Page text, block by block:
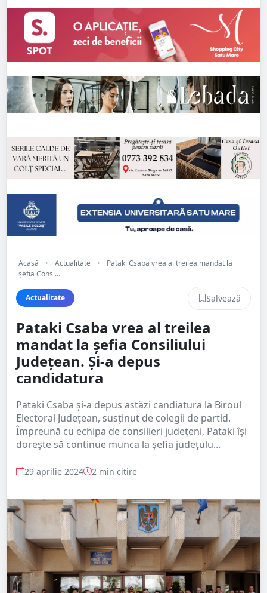
Acasă • Actualitate •
Pataki Csaba vrea al treilea mandat la
șefia Consi...
Actualitate Salvează
Pataki Csaba vrea al treilea
mandat la șefia Consiliului
Județean. Și-a depus
candidatura
Pataki Csaba și-a depus astăzi candiatura la Biroul
Electoral Județean, susținut de colegii de partid.
Împreună cu echipa de consilieri județeni, Pataki își
dorește să continue munca la șefia județulu...
29 aprilie 2024 2 min citire